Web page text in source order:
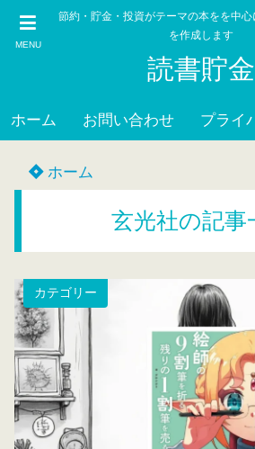
MENU
節約・貯金・投資がテーマの本をを中
を作成します
読書貯金
ホーム お問い合わせ プライ
ホーム
玄光社の記事
カテゴリー